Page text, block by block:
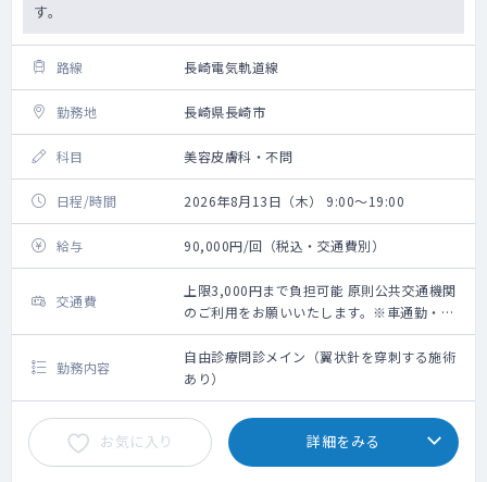
す。
路線 長崎電気軌道線
勤務地 長崎県長崎市
科目 美容皮膚科・不問
日程/時間 2026年8月13日（木） 9:00～19:00
給与 90,000円/回（税込・交通費別）
交通費
上限3,000円まで負担可能 原則公共交通機関
のご利用をお願いいたします。※車通勤・タ
クシー利用要相談
勤務内容
自由診療問診メイン（翼状針を穿刺する施術
あり）
お気に入り 詳細をみる